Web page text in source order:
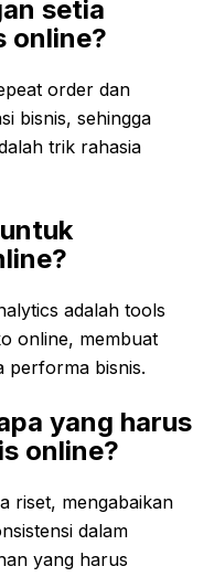
setia
online?
order dan
bisnis, sehingga
trik rahasia
adalah tools
online, membuat
performa bisnis.
yang harus
online?
riset, mengabaikan
dalam
yang harus